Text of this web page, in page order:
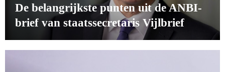
De belangrijkste punten uit de ANBI-
brief van staatssecretaris Vijlbrief